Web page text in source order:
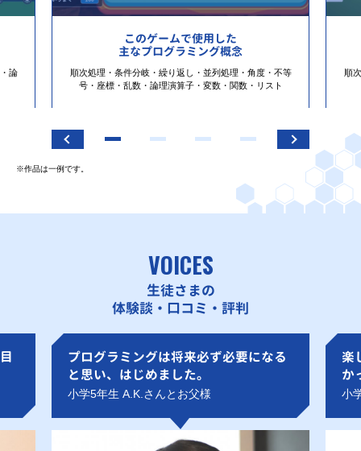
論
このゲームで使用した
主なプログラミング概念
順次処理・条件分岐・繰り返し・並列処理・角度・不等
号・座標・乱数・論理演算子・変数・関数・リスト
順
※作品は一例です。
VOICES
生徒さまの
体験談・口コミ・評判
プログラミングは将来必ず必要になる
と思い、はじめました。
小学5年生 A.K.さんとお父様
楽
か
小